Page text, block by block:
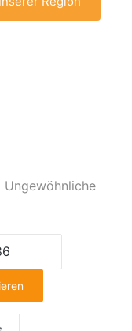
Ungewöhnliche